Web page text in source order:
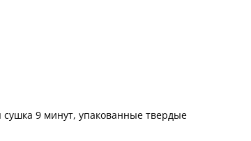
9 минут, упакованные твердые